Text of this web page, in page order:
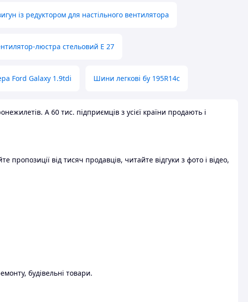
із редуктором для настільного вентилятора
люстра стельовий E 27
Ford Galaxy 1.9tdi Шини легкові бу 195R14c
А 60 тис. підприємців з усієї країни продають і
від тисяч продавців, читайте відгуки з фото і відео,
будівельні товари.